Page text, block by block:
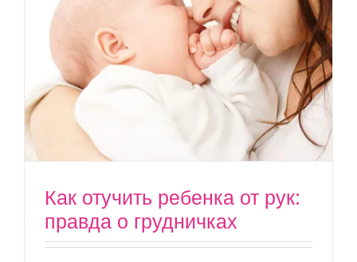
Как отучить ребенка от рук:
правда о грудничках